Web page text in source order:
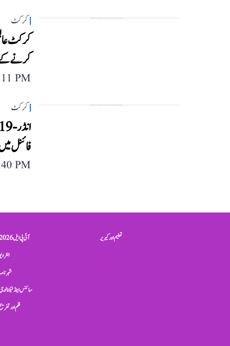
کرکٹ
کرنے کے
PM
کرکٹ
فائنل
PM
آئی پی ایل 2026
سائنس اینڈ
فلم اور
تعلیم اور کیریر